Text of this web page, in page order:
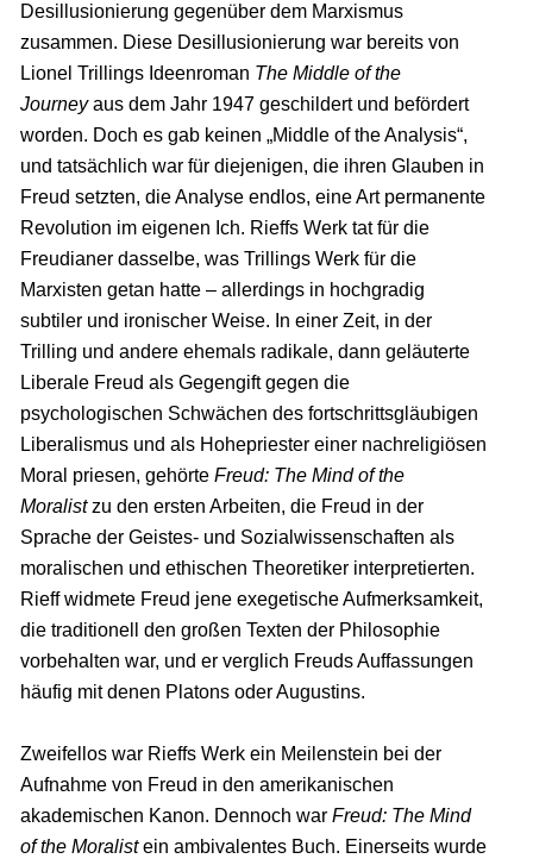
Desillusionierung gegenüber dem Marxismus
zusammen. Diese Desillusionierung war bereits von
Lionel Trillings Ideenroman The Middle of the
Journeyaus dem Jahr 1947 geschildert und befördert
worden. Doch es gab keinen „Middle of the Analysis“,
und tatsächlich war für diejenigen, die ihren Glauben in
Freud setzten, die Analyse endlos, eine Art permanente
Revolution im eigenen Ich. Rieffs Werk tat für die
Freudianer dasselbe, was Trillings Werk für die
Marxisten getan hatte – allerdings in hochgradig
subtiler und ironischer Weise. In einer Zeit, in der
Trilling und andere ehemals radikale, dann geläuterte
Liberale Freud als Gegengift gegen die
psychologischen Schwächen des fortschrittsgläubigen
Liberalismus und als Hohepriester einer nachreligiösen
Moral priesen, gehörte Freud: The Mind of the
Moralistzu den ersten Arbeiten, die Freud in der
Sprache der Geistes- und Sozialwissenschaften als
moralischen und ethischen Theoretiker interpretierten.
Rieff widmete Freud jene exegetische Aufmerksamkeit,
die traditionell den großen Texten der Philosophie
vorbehalten war, und er verglich Freuds Auffassungen
häufig mit denen Platons oder Augustins.
Zweifellos war Rieffs Werk ein Meilenstein bei der
Aufnahme von Freud in den amerikanischen
akademischen Kanon. Dennoch war Freud: The Mind
of the Moralistein ambivalentes Buch. Einerseits wurde